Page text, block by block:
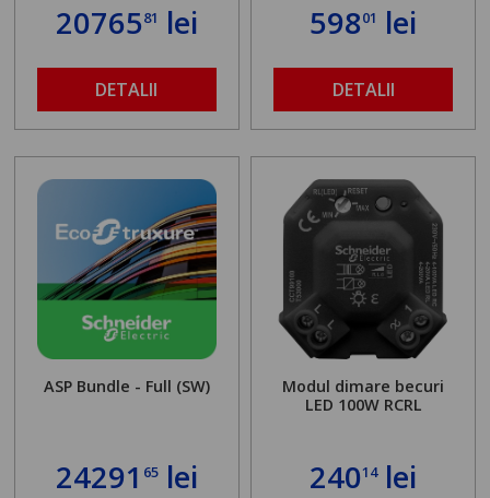
2076581 lei
DETALII
59801 lei
DETALII
ASP Bundle - Full (SW)
24291 65lei
Modul dimare becuri
LED 100W RCRL
24014lei